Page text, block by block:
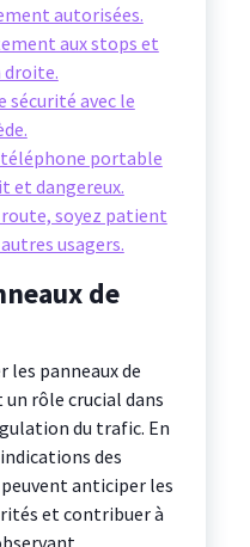
autorisées.
aux stops et
droite.
sécurité avec le
portable
et dangereux.
soyez patient
usagers.
de
les panneaux de
rôle crucial dans
du trafic. En
des
anticiper les
et contribuer à